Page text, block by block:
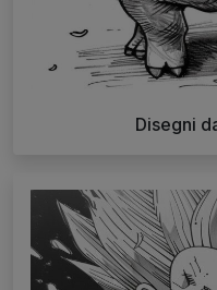
Disegni